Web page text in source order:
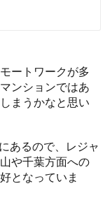
ートワークが多
ンションではあ
まうかなと思い
あるので、レジャ
や千葉方面への
となっていま